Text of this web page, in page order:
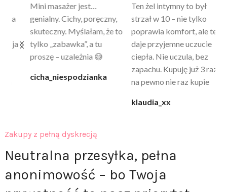
Mini masażer jest…
genialny. Cichy, poręczny,
skuteczny. Myślałam, że to
tylko „zabawka”, a tu
proszę – uzależnia 😅
cicha_niespodzianka
Ten żel intymny to był
strzał w 10 – nie tylko
poprawia komfort, ale też
daje przyjemne uczucie
ciepła. Nie uczula, bez
zapachu. Kupuję już 3 raz i
na pewno nie raz kupie
klaudia_xx
Zakupy z pełną dyskrecją
Neutralna przesyłka, pełna
anonimowość – bo Twoja